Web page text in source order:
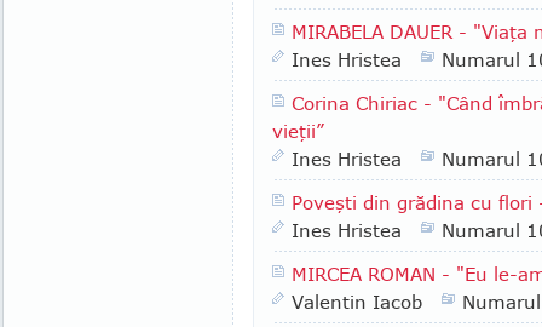
MIRABELA DAUER -
Ines Hristea
Numarul
Corina Chiriac - "Când
vieţii”
Ines Hristea
Numarul
Poveşti din grădina cu flori
Ines Hristea
Numarul
MIRCEA ROMAN - "Eu le-
Valentin Iacob